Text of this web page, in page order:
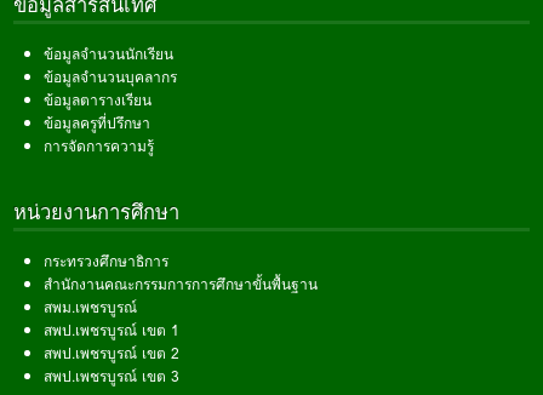
ข้อมูลจำนวนนักเรียน
ข้อมูลจำนวนบุคลากร
ข้อมูลตารางเรียน
ข้อมูลครูที่ปรึกษา
การจัดการความรู้
หน่วยงานการศึกษา
กระทรวงศึกษาธิการ
สำนักงานคณะกรรมการการศึกษาขั้นพื้นฐาน
สพม.เพชรบูรณ์
สพป.เพชรบูรณ์ เขต 1
สพป.เพชรบูรณ์ เขต 2
สพป.เพชรบูรณ์ เขต 3